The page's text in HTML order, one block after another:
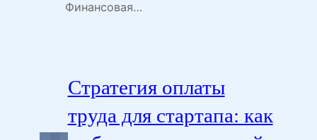
Финансовая…
Стратегия оплаты
труда для стартапа: как